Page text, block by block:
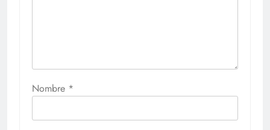
Nombre *